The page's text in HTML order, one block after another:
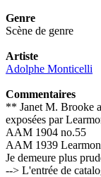
Genre
Scène de genre
Artiste
Adolphe Monticelli
Commentaires
** Janet M. Brooke
exposées par
AAM 1904 no.55
AAM 1939
Je demeure plus
--> L'entrée de